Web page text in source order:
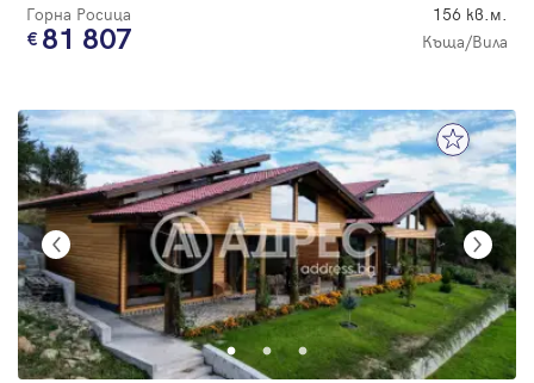
Горна Росица 156 кв.м.
81 807 Къща/Вила